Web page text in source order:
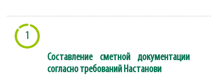
1
Составление сметной документации
согласно требований Настанови